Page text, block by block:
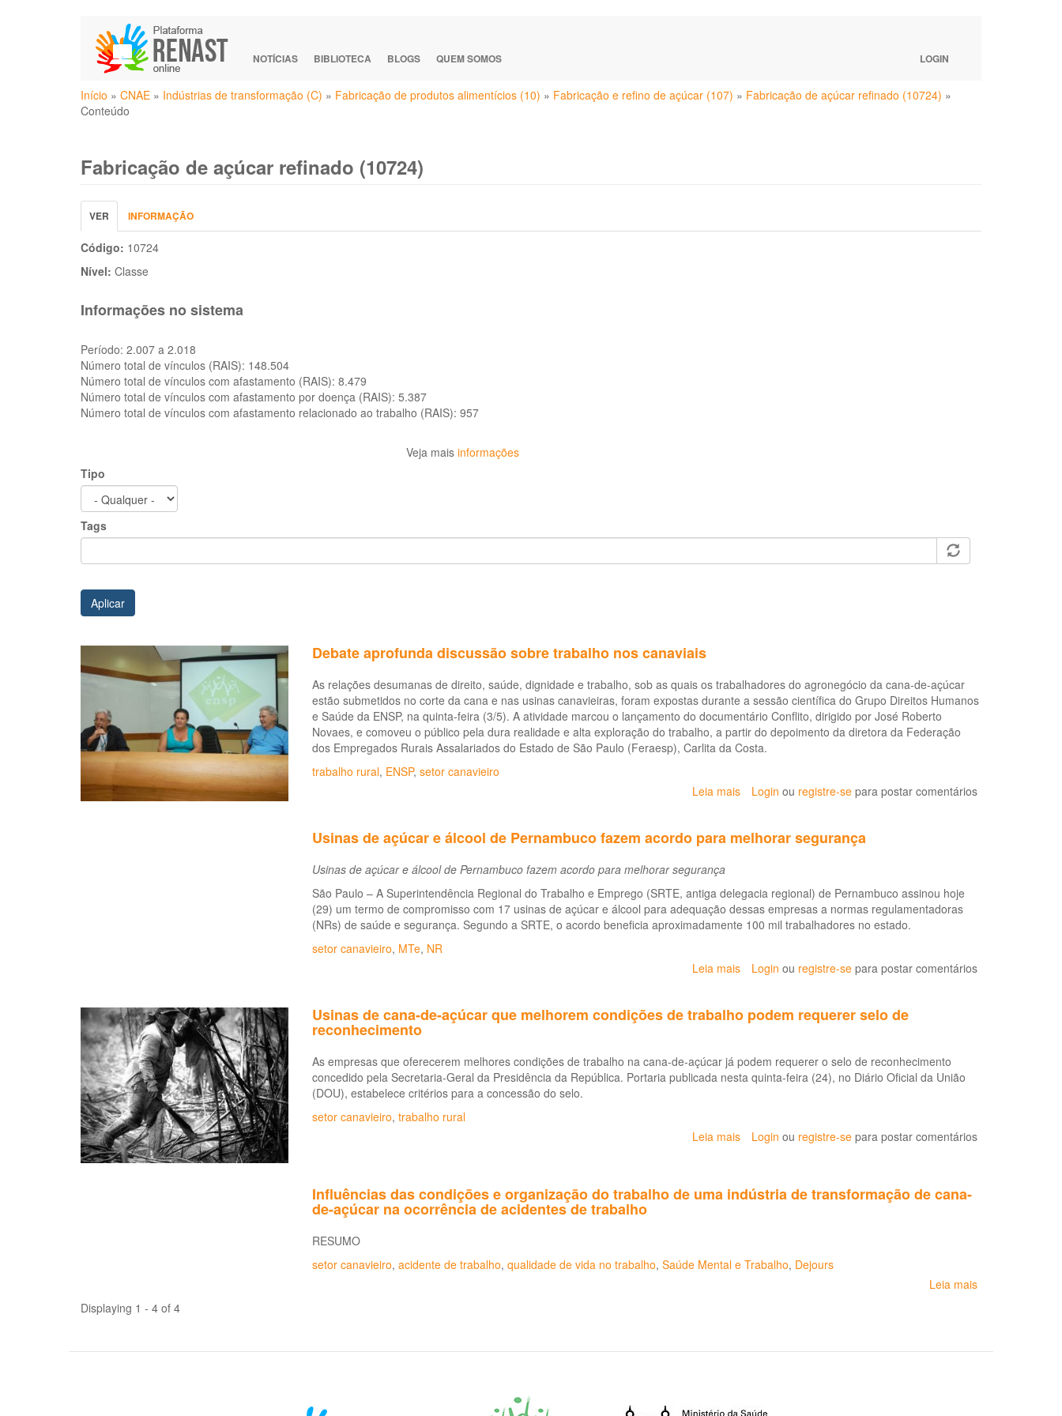
NOTÍCIAS BIBLIOTECA BLOGS QUEM SOMOS LOGIN
Você
está
Início » CNAE » Indústrias de transformação (C) » Fabricação de produtos alimentícios (10) » Fabricação e refino de açúcar (107) » Fabricação de açúcar refinado (10724) »
Conteúdo
Fabricação de açúcar refinado (10724)
Abas
primárias
VER (ABA
ATIVA)
INFORMAÇÃO
Código: 10724
Nível: Classe
Informações no sistema
Período: 2.007 a 2.018
Número total de vínculos (RAIS): 148.504
Número total de vínculos com afastamento (RAIS): 8.479
Número total de vínculos com afastamento por doença (RAIS): 5.387
Número total de vínculos com afastamento relacionado ao trabalho (RAIS): 957
Veja mais informações
Tipo
Tags
Aplicar
Debate aprofunda discussão sobre trabalho nos canaviais
As relações desumanas de direito, saúde, dignidade e trabalho, sob as quais os trabalhadores do agronegócio da cana-de-açúcar
estão submetidos no corte da cana e nas usinas canavieiras, foram expostas durante a sessão científica do Grupo Direitos Humanos
e Saúde da ENSP, na quinta-feira (3/5). A atividade marcou o lançamento do documentário Conflito, dirigido por José Roberto
Novaes, e comoveu o público pela dura realidade e alta exploração do trabalho, a partir do depoimento da diretora da Federação
dos Empregados Rurais Assalariados do Estado de São Paulo (Feraesp), Carlita da Costa.
trabalho rural, ENSP, setor canavieiro
Leia mais sobre
discussão
canaviais
Login ou registre-se para postar comentários
Usinas de açúcar e álcool de Pernambuco fazem acordo para melhorar segurança
Usinas de açúcar e álcool de Pernambuco fazem acordo para melhorar segurança
São Paulo – A Superintendência Regional do Trabalho e Emprego (SRTE, antiga delegacia regional) de Pernambuco assinou hoje
(29) um termo de compromisso com 17 usinas de açúcar e álcool para adequação dessas empresas a normas regulamentadoras
(NRs) de saúde e segurança. Segundo a SRTE, o acordo beneficia aproximadamente 100 mil trabalhadores no estado.
setor canavieiro, MTe, NR
Leia mais sobre
açúcar
de
Pernambuco
melhorar
Login ou registre-se para postar comentários
Usinas de cana-de-açúcar que melhorem condições de trabalho podem requerer selo de
reconhecimento
As empresas que oferecerem melhores condições de trabalho na cana-de-açúcar já podem requerer o selo de reconhecimento
concedido pela Secretaria-Geral da Presidência da República. Portaria publicada nesta quinta-feira (24), no Diário Oficial da União
(DOU), estabelece critérios para a concessão do selo.
setor canavieiro, trabalho rural
Leia mais sobre
de-
condições
Login ou registre-se para postar comentários
Influências das condições e organização do trabalho de uma indústria de transformação de cana-
de-açúcar na ocorrência de acidentes de trabalho
RESUMO
setor canavieiro, acidente de trabalho, qualidade de vida no trabalho, Saúde Mental e Trabalho, Dejours
Leia mais
e
Displaying 1 - 4 of 4